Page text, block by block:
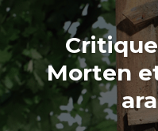
Morten